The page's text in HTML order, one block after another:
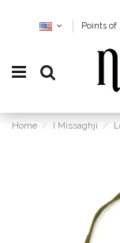
Points of
Home I Missaghji